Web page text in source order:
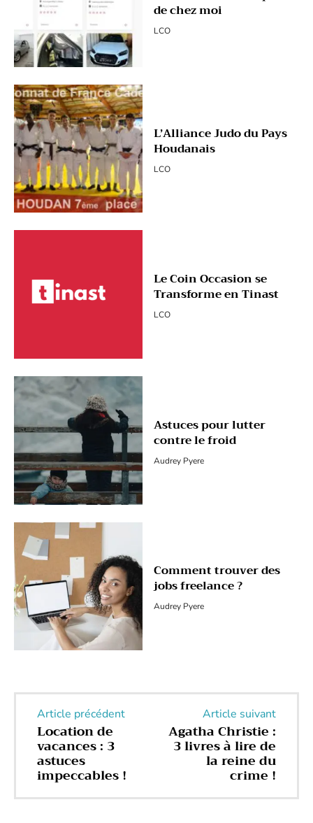
de chez moi
LCO
L’Alliance Judo du Pays
Houdanais
LCO
Le Coin Occasion se
Transforme en Tinast
LCO
Astuces pour lutter
contre le froid
Audrey Pyere
Comment trouver des
jobs freelance ?
Audrey Pyere
Article précédent
Location de
vacances : 3
astuces
impeccables !
Article suivant
Agatha Christie :
3 livres à lire de
la reine du
crime !